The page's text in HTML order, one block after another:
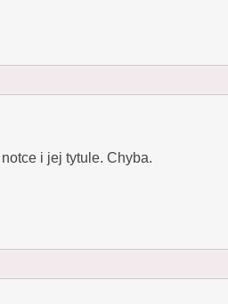
i jej tytule. Chyba.